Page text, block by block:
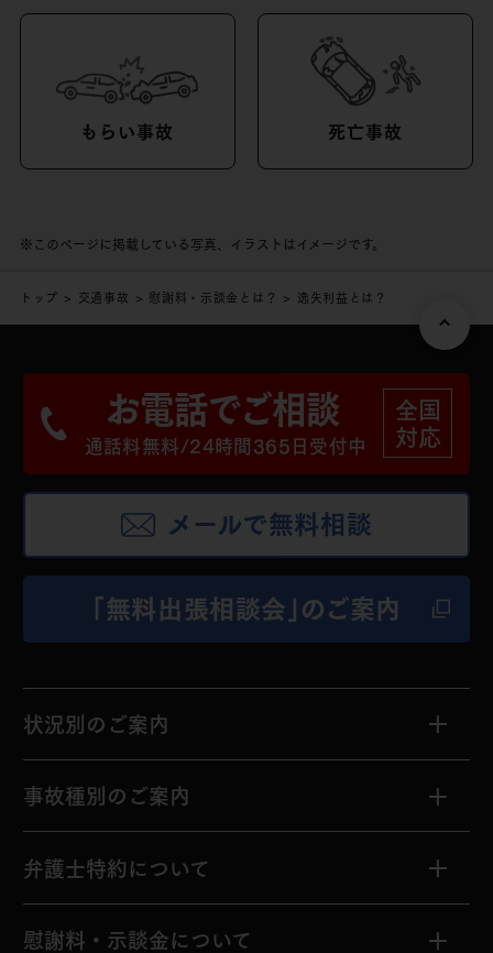
もらい事故 死亡事故
※このページに掲載している写真、イラストはイメージです。
トップ 交通事故 慰謝料・示談金とは？ 逸失利益とは？
「無料出張相談会」のご案内
お電話でご相談
通話料無料/24時間365日受付中
全国
対応
メールで無料相談
状況別のご案内
交通事故の発生
治療中
「そろそろ症状固定」
事故種別のご案内
物損事故
人身事故
弁護士特約について
弁護士特約とは？
慰謝料・示談金について